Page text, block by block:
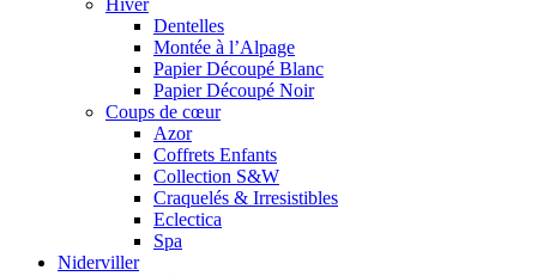
Dentelles
Montée à l’Alpage
Papier Découpé Blanc
Papier Découpé Noir
Coups de cœur
Azor
Coffrets Enfants
Collection S&W
Craquelés & Irresistibles
Eclectica
Spa
Niderviller